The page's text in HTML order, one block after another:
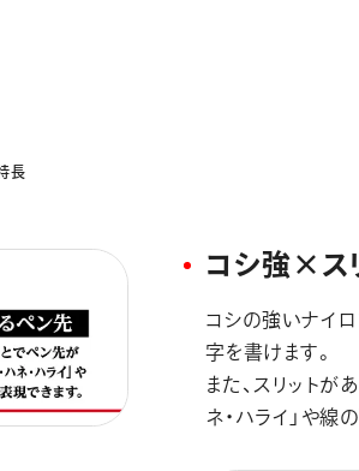
長
コシ強×ス
コシの強いナイ
字を書けます。
また、スリットが
ネ・ハライ」や線